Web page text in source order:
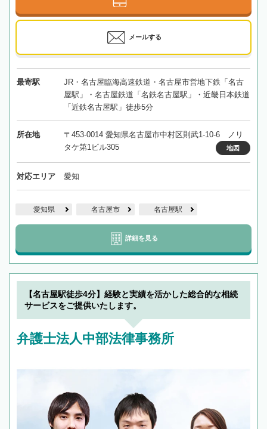
メールする
最寄駅
JR・名古屋臨海高速鉄道・名古屋市営地下鉄「名古
屋駅」・名古屋鉄道「名鉄名古屋駅」・近畿日本鉄道
「近鉄名古屋駅」徒歩5分
所在地
〒453-0014 愛知県名古屋市中村区則武1-10-6 ノリ
タケ第1ビル305
地図
対応エリア 愛知
愛知県 名古屋市 名古屋駅
詳細を見る
【名古屋駅徒歩4分】経験と実績を活かした総合的な相続
サービスをご提供いたします。
弁護士法人中部法律事務所